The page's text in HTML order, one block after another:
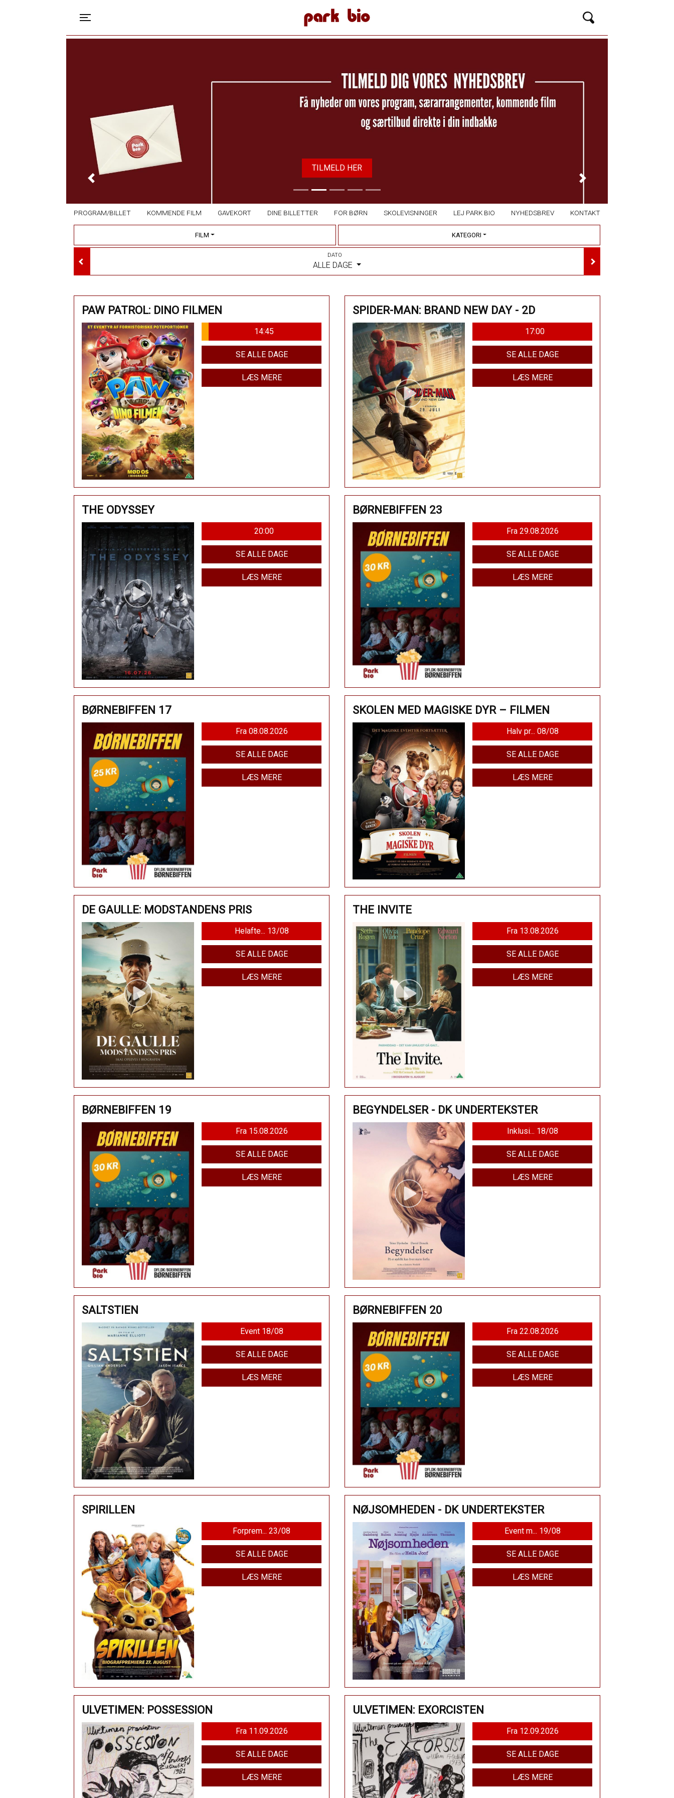
TILMELD HER
Previous
Next
PROGRAM/BILLET KOMMENDE FILM GAVEKORT DINE BILLETTER FOR BØRN SKOLEVISNINGER LEJ PARK BIO NYHEDSBREV KONTAKT
FILM KATEGORI
DATO
ALLE DAGE
PAW PATROL: DINO FILMEN
14:45
SE ALLE DAGE
LÆS MERE
SPIDER-MAN: BRAND NEW DAY - 2D
17:00
SE ALLE DAGE
LÆS MERE
THE ODYSSEY
20:00
SE ALLE DAGE
LÆS MERE
BØRNEBIFFEN 23
Fra 29.08.2026
SE ALLE DAGE
LÆS MERE
BØRNEBIFFEN 17
Fra 08.08.2026
SE ALLE DAGE
LÆS MERE
SKOLEN MED MAGISKE DYR – FILMEN
Halv pr... 08/08
SE ALLE DAGE
LÆS MERE
DE GAULLE: MODSTANDENS PRIS
Helafte... 13/08
SE ALLE DAGE
LÆS MERE
THE INVITE
Fra 13.08.2026
SE ALLE DAGE
LÆS MERE
BØRNEBIFFEN 19
Fra 15.08.2026
SE ALLE DAGE
LÆS MERE
BEGYNDELSER - DK UNDERTEKSTER
Inklusi... 18/08
SE ALLE DAGE
LÆS MERE
SALTSTIEN
Event 18/08
SE ALLE DAGE
LÆS MERE
BØRNEBIFFEN 20
Fra 22.08.2026
SE ALLE DAGE
LÆS MERE
SPIRILLEN
Forprem... 23/08
SE ALLE DAGE
LÆS MERE
NØJSOMHEDEN - DK UNDERTEKSTER
Event m... 19/08
SE ALLE DAGE
LÆS MERE
ULVETIMEN: POSSESSION
Fra 11.09.2026
SE ALLE DAGE
LÆS MERE
ULVETIMEN: EXORCISTEN
Fra 12.09.2026
SE ALLE DAGE
LÆS MERE